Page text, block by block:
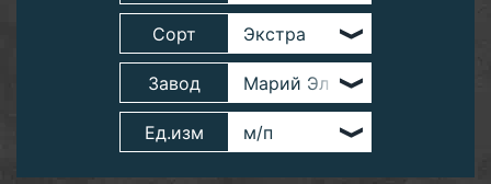
Сорт
Завод
Ед.изм